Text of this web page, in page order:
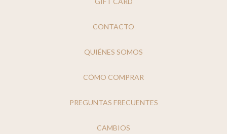
CONTACTO
QUIÉNES SOMOS
CÓMO COMPRAR
PREGUNTAS FRECUENTES
CAMBIOS